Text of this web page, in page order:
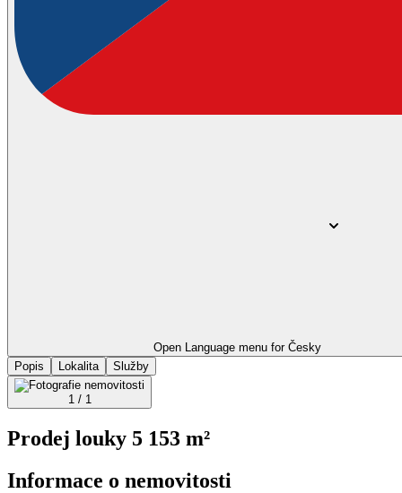
Open Language menu for Česky
Popis
Lokalita Služby
1 / 1
Prodej louky 5 153 m²
Informace o nemovitosti